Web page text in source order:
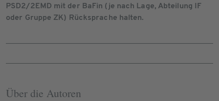
PSD2/2EMD mit der BaFin (je nach Lage, Abteilung IF
oder Gruppe ZK) Rücksprache halten.
Über die Autoren